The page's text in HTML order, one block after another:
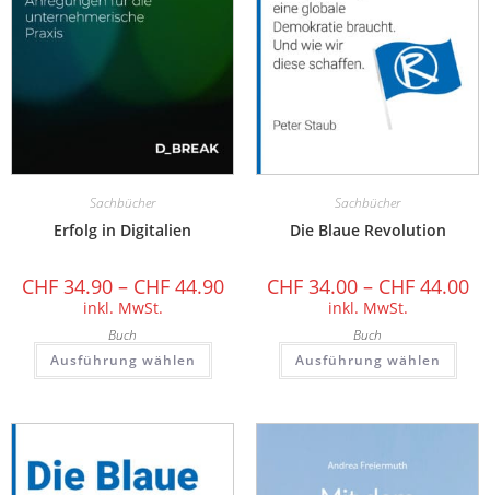
Sachbücher
Erfolg in Digitalien
CHF34.90 – CHF44.90
inkl. MwSt.
Buch
Ausführung wählen
Sachbücher
Die Blaue Revolution
CHF34.00 – CHF44.00
inkl. MwSt.
Buch
Ausführung wählen